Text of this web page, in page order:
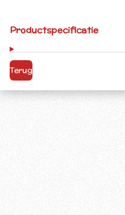
Productspecificatie
Terug